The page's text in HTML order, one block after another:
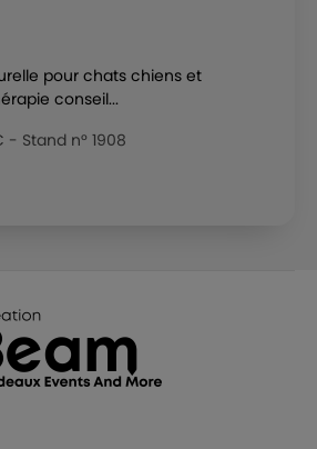
pour chats chiens et
conseil...
- Stand n° 1908